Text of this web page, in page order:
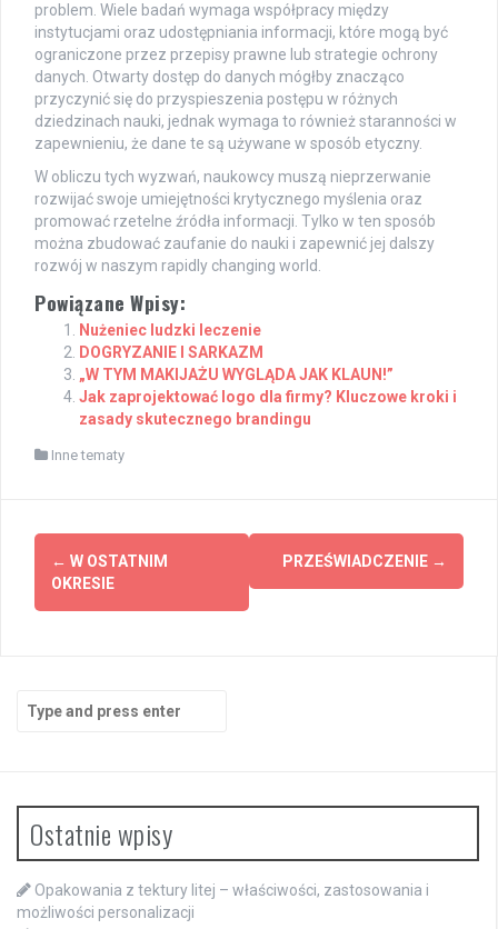
problem. Wiele badań wymaga współpracy między
instytucjami oraz udostępniania informacji, które mogą być
ograniczone przez przepisy prawne lub strategie ochrony
danych. Otwarty dostęp do danych mógłby znacząco
przyczynić się do przyspieszenia postępu w różnych
dziedzinach nauki, jednak wymaga to również staranności w
zapewnieniu, że dane te są używane w sposób etyczny.
W obliczu tych wyzwań, naukowcy muszą nieprzerwanie
rozwijać swoje umiejętności krytycznego myślenia oraz
promować rzetelne źródła informacji. Tylko w ten sposób
można zbudować zaufanie do nauki i zapewnić jej dalszy
rozwój w naszym rapidly changing world.
Powiązane Wpisy:
Nużeniec ludzki leczenie
DOGRYZANIE I SARKAZM
„W TYM MAKIJAŻU WYGLĄDA JAK KLAUN!”
Jak zaprojektować logo dla firmy? Kluczowe kroki i
zasady skutecznego brandingu
Inne tematy
Post
navigation
← W OSTATNIM
OKRESIE
PRZEŚWIADCZENIE →
for:
Ostatnie wpisy
Opakowania z tektury litej – właściwości, zastosowania i
możliwości personalizacji